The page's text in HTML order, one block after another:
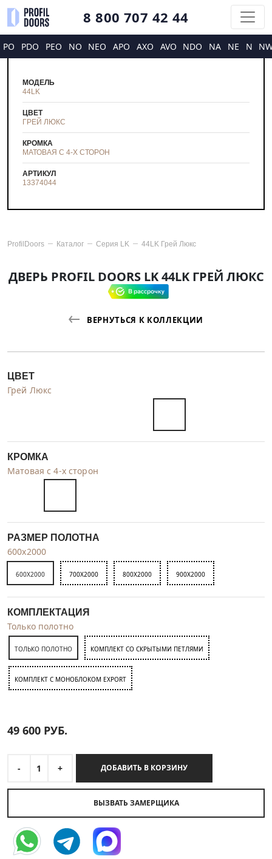
8 800 707 42 44
PO PDO PEO NO NEO APO AXO AVO NDO NA NE N
МОДЕЛЬ
44LK
ЦВЕТ
ГРЕЙ ЛЮКС
КРОМКА
МАТОВАЯ С 4-Х СТОРОН
АРТИКУЛ
13374044
ProfilDoors Каталог Серия LK 44LK Грей Люкс
ДВЕРЬ PROFIL DOORS LK 44LK ГРЕЙ ЛЮКС
ВЕРНУТЬСЯ К КОЛЛЕКЦИИ
ЦВЕТ
Грей Люкс
КРОМКА
Матовая с 4-х сторон
РАЗМЕР ПОЛОТНА
600x2000
600X2000 700X2000 800X2000 900X2000
КОМПЛЕКТАЦИЯ
Только полотно
ТОЛЬКО ПОЛОТНО КОМПЛЕКТ СО СКРЫТЫМИ ПЕТЛЯМИ
КОМПЛЕКТ C МОНОБЛОКОМ EXPORT
49 600 РУБ.
- 1 + ДОБАВИТЬ В КОРЗИНУ
ВЫЗВАТЬ ЗАМЕРЩИКА